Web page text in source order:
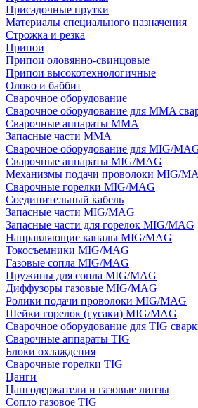
Присадочные прутки
Материалы специального назначения
Строжка и резка
Припои
Припои оловянно-свинцовые
Припои высокотехнологичные
Олово и баббит
Сварочное оборудование
Сварочное оборудование для MMA
Сварочные аппараты MMA
Запасные части MMA
Сварочное оборудование для MIG/
Сварочные аппараты MIG/MAG
Механизмы подачи проволоки MIG/
Сварочные горелки MIG/MAG
Соединительный кабель
Запасные части MIG/MAG
Запасные части для горелок MIG/MAG
Направляющие каналы MIG/MAG
Токосъемники MIG/MAG
Газовые сопла MIG/MAG
Пружины для сопла MIG/MAG
Диффузоры газовые MIG/MAG
Ролики подачи проволоки MIG/MAG
Шейки горелок (гусаки) MIG/MAG
Сварочное оборудование для TIG
Сварочные аппараты TIG
Блоки охлаждения
Сварочные горелки TIG
Цанги
Цангодержатели и газовые линзы
Сопло газовое TIG